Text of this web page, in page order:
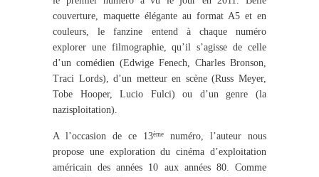
couverture, maquette élégante au format A5 et en
couleurs, le fanzine entend à chaque numéro
explorer une filmographie, qu’il s’agisse de celle
d’un comédien (Edwige Fenech, Charles Bronson,
Traci Lords), d’un metteur en scène (Russ Meyer,
Tobe Hooper, Lucio Fulci) ou d’un genre (la
nazisploitation).
A l’occasion de ce 13ème
numéro, l’auteur nous
propose une exploration du cinéma d’exploitation
américain des années 10 aux années 80. Comme